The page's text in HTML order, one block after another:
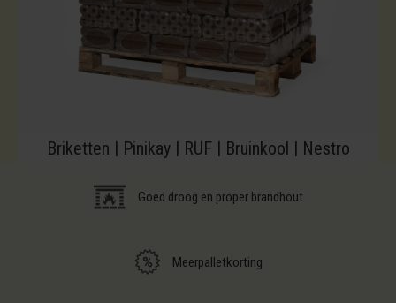
Briketten | Pinikay | RUF | Bruinkool | Nestro
Goed droog en proper brandhout
Meerpalletkorting